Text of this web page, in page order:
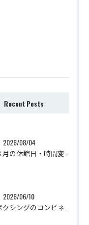
Recent Posts
2026/08/04
2026/06/10